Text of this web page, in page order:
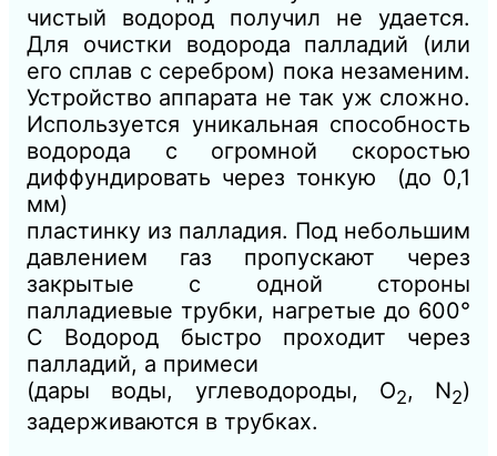
чистый водород получил не удается.
Для очистки водорода палладий (или
его сплав с серебром) пока незаменим.
Устройство аппарата не так уж сложно.
Используется уникальная способность
водорода с огромной скоростью
диффундировать через тонкую (до 0,1
мм)
пластинку из палладия. Под небольшим
давлением газ пропускают через
закрытые с одной стороны
палладиевые трубки, нагретые до 600°
С Водород быстро проходит через
палладий, а примеси
(дары воды, углеводороды, О2, N2)
задерживаются в трубках.